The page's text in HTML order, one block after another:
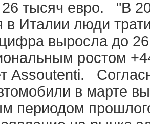
тысяч евро. "В
в Италии люди
выросла до
ростом
Assoutenti.
в марте
периодом